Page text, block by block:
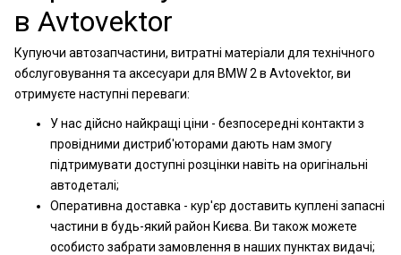
в Avtovektor
Купуючи автозапчастини, витратні матеріали для технічного
обслуговування та аксесуари для BMW 2 в Avtovektor, ви
отримуєте наступні переваги:
У нас дійсно найкращі ціни - безпосередні контакти з
провідними дистриб'юторами дають нам змогу
підтримувати доступні розцінки навіть на оригінальні
автодеталі;
Оперативна доставка - кур'єр доставить куплені запасні
частини в будь-який район Києва. Ви також можете
особисто забрати замовлення в наших пунктах видачі;